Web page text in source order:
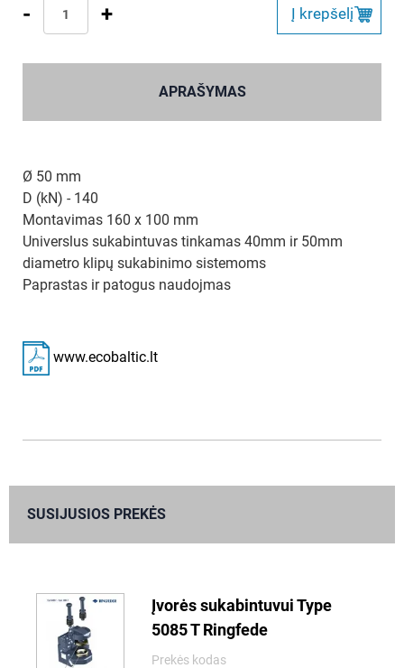
- + Į krepšelį
APRAŠYMAS
Ø 50 mm
D (kN) - 140
Montavimas 160 x 100 mm
Universlus sukabintuvas tinkamas 40mm ir 50mm
diametro klipų sukabinimo sistemoms
Paprastas ir patogus naudojmas
www.ecobaltic.lt
SUSIJUSIOS PREKĖS
Įvorės sukabintuvui Type
5085 T Ringfede
Prekės kodas